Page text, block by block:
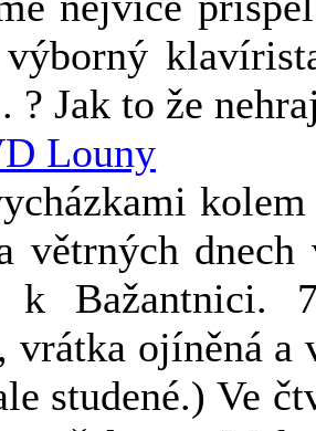
výborný
? Jak to že
Louny
větrných
k Bažantnici.
vrátka ojíněná a
studené.) Ve